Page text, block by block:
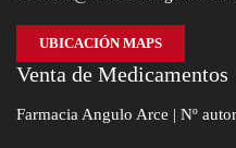
UBICACIÓN MAPS
Venta de Medicamentos
Farmacia Angulo Arce | Nº